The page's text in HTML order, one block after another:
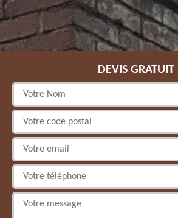
DEVIS GRATUIT